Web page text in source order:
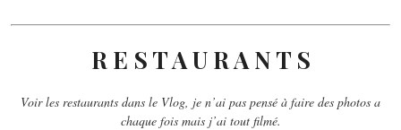
R E S T A U R A N T S
Voir les restaurants dans le Vlog, je n’ai pas pensé à faire des photos a
chaque fois mais j’ai tout filmé.